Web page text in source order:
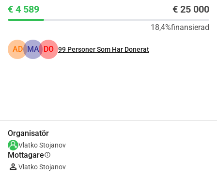
€ 4 589 € 25 000
18,4%finansierad
AD MA DO 99 Personer Som Har Donerat
Organisatör
Vlatko Stojanov
Mottagareinfo
Vlatko Stojanov